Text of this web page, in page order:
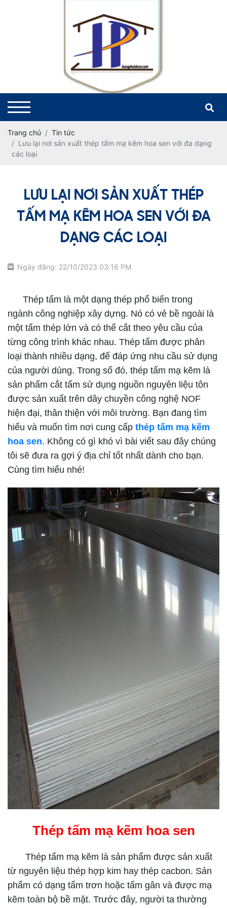
Trang chủ
Tin tức
Lưu lại nơi sản xuất thép tấm mạ kẽm hoa sen với đa dạng
các loại
LƯU LẠI NƠI SẢN XUẤT THÉP
TẤM MẠ KẼM HOA SEN VỚI ĐA
DẠNG CÁC LOẠI
Ngày đăng: 22/10/2023 03:16 PM
Thép tấm là một dạng thép phổ biến trong
ngành công nghiệp xây dựng. Nó có vẻ bề ngoài là
một tấm thép lớn và có thể cắt theo yêu cầu của
từng công trình khác nhau. Thép tấm được phân
loại thành nhiều dạng, để đáp ứng nhu cầu sử dụng
của người dùng. Trong số đó, thép tấm mạ kẽm là
sản phẩm cắt tấm sử dụng nguồn nguyên liệu tôn
được sản xuất trên dây chuyền công nghệ NOF
hiện đại, thân thiện với môi trường. Bạn đang tìm
hiểu và muốn tìm nơi cung cấp thép tấm mạ kẽm
hoa sen. Không có gì khó vì bài viết sau đây chúng
tôi sẽ đưa ra gợi ý địa chỉ tốt nhất dành cho bạn.
Cùng tìm hiểu nhé!
Thép tấm mạ kẽm hoa sen
Thép tấm mạ kẽm là sản phẩm được sản xuất
từ nguyên liệu thép hợp kim hay thép cacbon. Sản
phẩm có dạng tấm trơn hoặc tấm gân và được mạ
kẽm toàn bộ bề mặt. Trước đây, người ta thường